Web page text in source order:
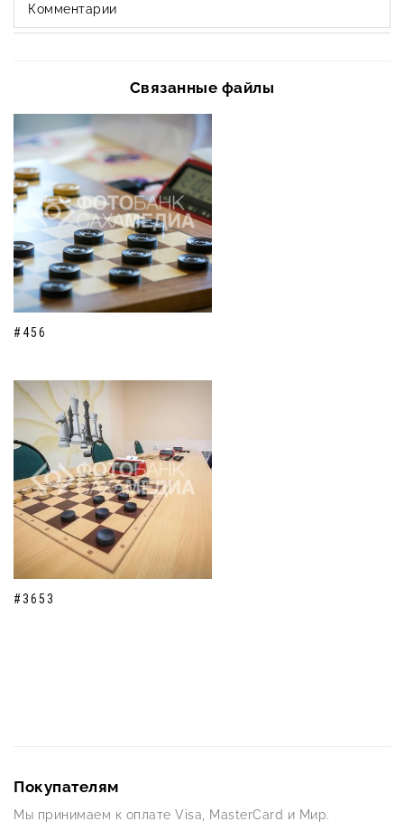
Комментарии
Связанные файлы
#456
#3653
Покупателям
Мы принимаем к оплате Visa, MasterCard и Мир.